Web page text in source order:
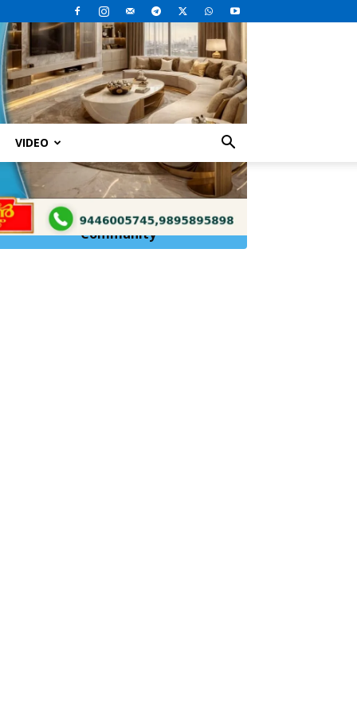
VIDEO
പുനരാവിഷ്കരിച്ച് സിബിഐ
Click Here toJoinWhatsApp
Community